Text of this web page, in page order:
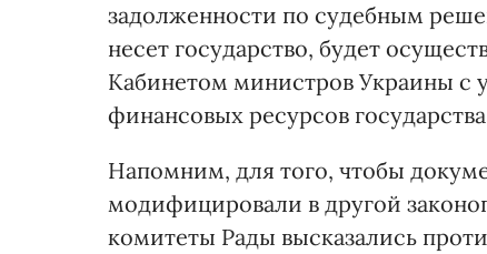
задолженности по судебным
несет государство, будет
Кабинетом министров Украины с
финансовых ресурсов
Напомним, для того, чтобы
модифицировали в другой
комитеты Рады высказались